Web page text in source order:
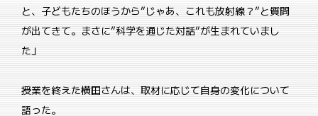
と、子どもたちのほうから”じゃあ、これも放射線？”と質問
が出てきて。まさに”科学を通じた対話”が生まれていまし
た」
授業を終えた横田さんは、取材に応じて自身の変化について
語った。